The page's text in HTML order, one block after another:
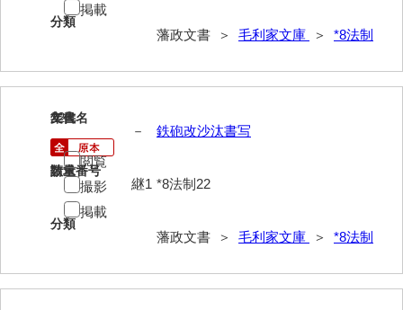
42御勤事
45規式
48下向
分類
藩政文書 ＞ 毛利家文庫 ＞ *8法制
掲載
22
文書名
鉄砲改沙汰書写
請求番号
*8法制22
分類
藩政文書 ＞ 毛利家文庫 ＞ *8法制
年代
－
数量
継1
閲覧
撮影
掲載